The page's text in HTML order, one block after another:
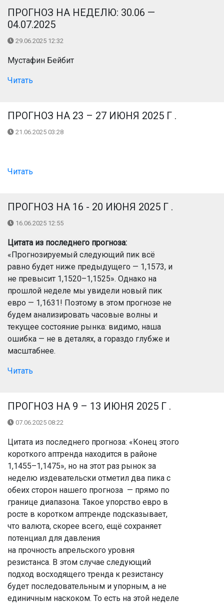
ПРОГНОЗ НА НЕДЕЛЮ: 30.06 —
04.07.2025
29.06.2025 12:32
Мустафин Бейбит
Читать
ПРОГНОЗ НА 23 – 27 ИЮНЯ 2025 Г .
21.06.2025 03:28
Читать
ПРОГНОЗ НА 16 - 20 ИЮНЯ 2025 Г .
16.06.2025 12:55
Цитата из последнего прогноза:
«Прогнозируемый следующий пик всё
равно будет ниже предыдущего — 1,1573, и
не превысит 1,1520–1,1525». Однако на
прошлой неделе мы увидели новый пик
евро — 1,1631! Поэтому в этом прогнозе не
будем анализировать часовые волны и
текущее состояние рынка: видимо, наша
ошибка — не в деталях, а гораздо глубже и
масштабнее.
Читать
ПРОГНОЗ НА 9 – 13 ИЮНЯ 2025 Г .
07.06.2025 08:22
Цитата из последнего прогноза: «Конец этого
короткого аптренда находится в районе
1,1455–1,1475», но на этот раз рынок за
неделю издевательски отметил два пика с
обеих сторон нашего прогноза — прямо по
границе диапазона. Такое упорство евро в
росте в коротком аптренде подсказывает,
что валюта, скорее всего, ещё сохраняет
потенциал для давления
на прочность апрельского уровня
резистанса. В этом случае следующий
подход восходящего тренда к резистансу
будет последовательным и упорным, а не
единичным наскоком. То есть на этой неделе